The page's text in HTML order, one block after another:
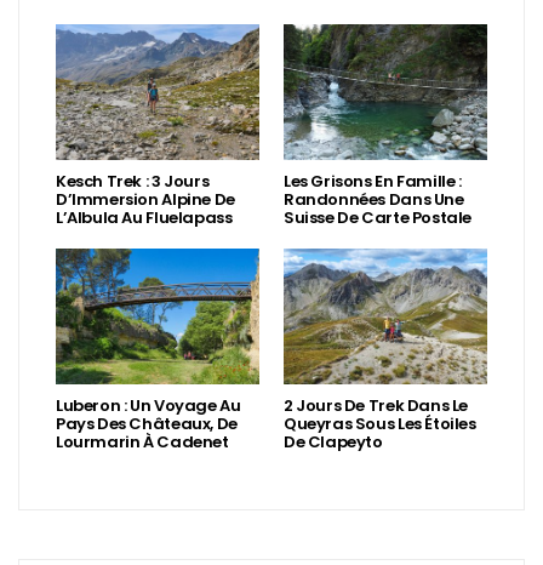
Kesch Trek : 3 Jours
D’Immersion Alpine De
L’Albula Au Fluelapass
Les Grisons En Famille :
Randonnées Dans Une
Suisse De Carte Postale
Luberon : Un Voyage Au
Pays Des Châteaux, De
Lourmarin À Cadenet
2 Jours De Trek Dans Le
Queyras Sous Les Étoiles
De Clapeyto